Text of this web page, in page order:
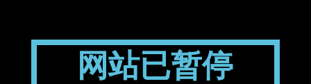
网站已暂停